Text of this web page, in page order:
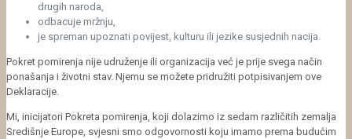
drugih naroda,
odbacuje mržnju,
je spreman upoznati povijest, kulturu ili jezike susjednih nacija.
Pokret pomirenja nije udruženje ili organizacija već je prije svega način
ponašanja i životni stav. Njemu se možete pridružiti potpisivanjem ove
Deklaracije.
Mi, inicijatori Pokreta pomirenja, koji dolazimo iz sedam različitih zemalja
Središnje Europe, svjesni smo odgovornosti koju imamo prema budućim